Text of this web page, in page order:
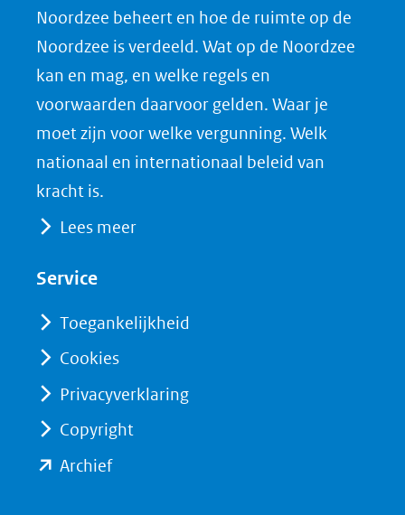
Noordzee beheert en hoe de ruimte op de
Noordzee is verdeeld. Wat op de Noordzee
kan en mag, en welke regels en
voorwaarden daarvoor gelden. Waar je
moet zijn voor welke vergunning. Welk
nationaal en internationaal beleid van
kracht is.
Lees meer
Service
Toegankelijkheid
Cookies
Privacyverklaring
Copyright
Archief(opent